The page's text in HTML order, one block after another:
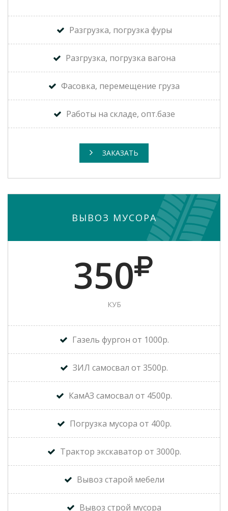
Разгрузка, погрузка фуры
Разгрузка, погрузка вагона
Фасовка, перемещение груза
Работы на складе, опт.базе
ЗАКАЗАТЬ
ВЫВОЗ МУСОРА
350
КУБ
Газель фургон от 1000р.
ЗИЛ самосвал от 3500р.
КамАЗ самосвал от 4500р.
Погрузка мусора от 400р.
Трактор экскаватор от 3000р.
Вывоз старой мебели
Вывоз строй мусора